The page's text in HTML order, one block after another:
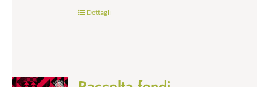
Dettagli